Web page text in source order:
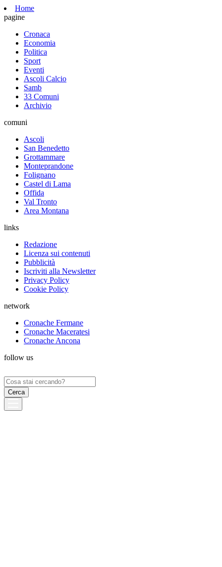
Home
pagine
Cronaca
Economia
Politica
Sport
Eventi
Ascoli Calcio
Samb
33 Comuni
Archivio
comuni
Ascoli
San Benedetto
Grottammare
Monteprandone
Folignano
Castel di Lama
Offida
Val Tronto
Area Montana
links
Redazione
Licenza sui contenuti
Pubblicità
Iscriviti alla Newsletter
Privacy Policy
Cookie Policy
network
Cronache Fermane
Cronache Maceratesi
Cronache Ancona
follow us
Ricerca
per: